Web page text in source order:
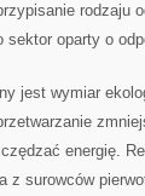
rodzaju
sektor oparty o
jest wymiar
energię.
z surowców